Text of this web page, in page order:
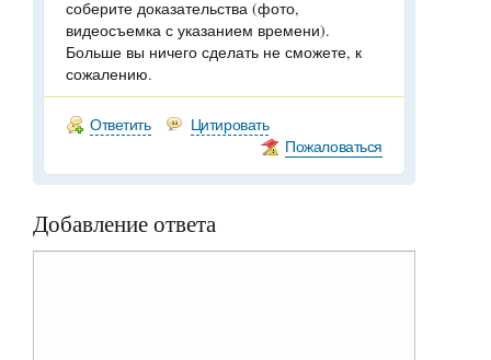
соберите доказательства (фото,
видеосъемка с указанием времени).
Больше вы ничего сделать не сможете, к
сожалению.
Ответить
Цитировать
Пожаловаться
Добавление ответа